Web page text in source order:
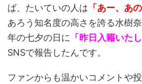
ば、たいていの人は 「あー、あ
あろう知名度の高さを誇る水樹
年の七夕の日に 「昨日入籍いた
SNSで報告したんです。
ファンからも温かいコメントや